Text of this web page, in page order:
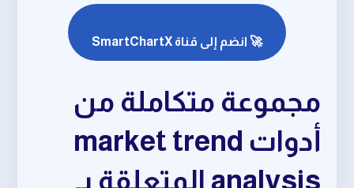
🚀 انضم إلى قناة SmartChartX
مجموعة متكاملة من
أدوات market trend
analysis المتعلقة بـ